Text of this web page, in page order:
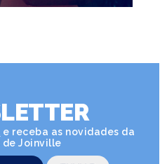
e receba as novidades da
de Joinville